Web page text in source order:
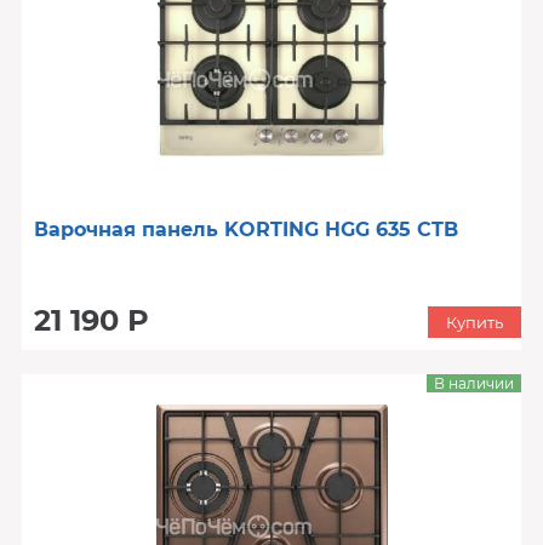
Варочная панель KORTING HGG 635 CTB
21 190 Р Купить
В наличии